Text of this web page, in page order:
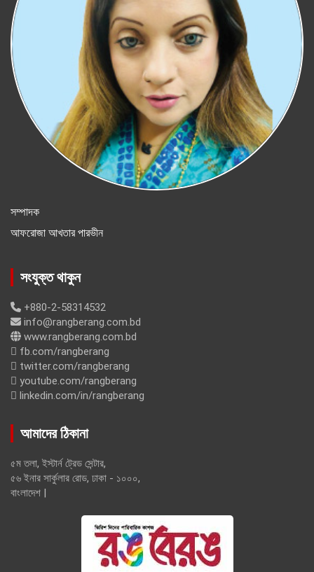
সম্পাদক
আফরোজা আখতার পারভীন
সংযুক্ত থাকুন
+880-2-58314532
info@rangberang.com.bd
www.rangberang.com.bd
fb.com/rangberang
twitter.com/rangberang
youtube.com/rangberang
linkedin.com/in/rangberang
আমাদের ঠিকানা
৫ম তলা, ইস্টার্ন ট্রেড সেন্টার,
৫৬ ইনার সার্কুলার রোড, ঢাকা - ১০০০,
বাংলাদেশ |